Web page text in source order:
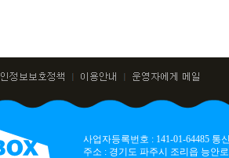
사업자등록번호 : 141-01-64485
주소 : 경기도 파주시 조리읍 능안